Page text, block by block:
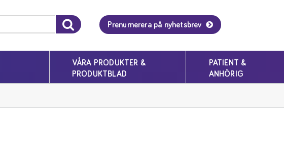
Prenumerera på nyhetsbrev
VÅRA PRODUKTER &
PRODUKTBLAD
PATIENT &
ANHÖRIG